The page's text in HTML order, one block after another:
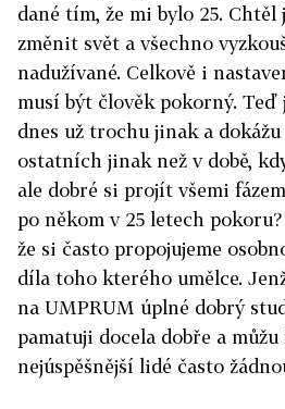
dané tím, že mi bylo 25. Chtěl
změnit svět a všechno
nadužívané. Celkově i
musí být člověk pokorný. Teď
dnes už trochu jinak a
ostatních jinak než v době,
ale dobré si projít všemi
po někom v 25 letech
že si často propojujeme
díla toho kterého umělce.
na UMPRUM úplné dobrý
pamatuji docela dobře a
nejúspěšnější lidé často